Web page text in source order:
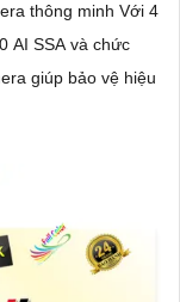
thông minh Với 4
AI SSA và chức
giúp bảo vệ hiệu